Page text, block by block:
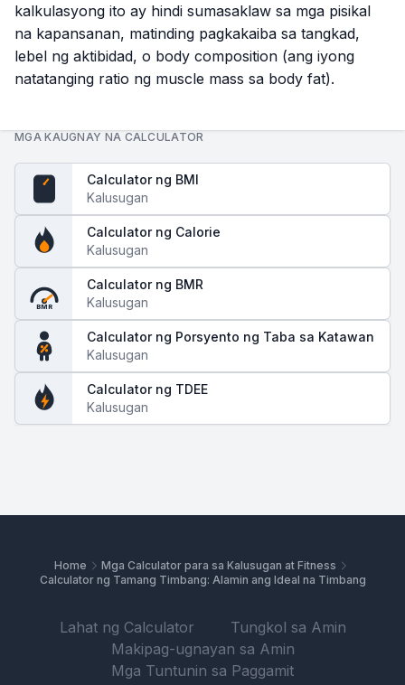
kalkulasyong ito ay hindi sumasaklaw sa mga pisikal
na kapansanan, matinding pagkakaiba sa tangkad,
lebel ng aktibidad, o body composition (ang iyong
natatanging ratio ng muscle mass sa body fat).
MGA KAUGNAY NA CALCULATOR
Calculator ng BMI
Kalusugan
Calculator ng Calorie
Kalusugan
BMR
Calculator ng BMR
Kalusugan
Calculator ng Porsyento ng Taba sa Katawan
Kalusugan
Calculator ng TDEE
Kalusugan
Home
Mga Calculator para sa Kalusugan at Fitness
Calculator ng Tamang Timbang: Alamin ang Ideal na Timbang
Lahat ng Calculator
Tungkol sa Amin
Makipag-ugnayan sa Amin
Mga Tuntunin sa Paggamit